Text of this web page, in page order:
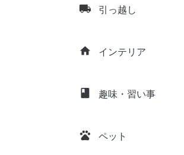
local_shipping 引っ越し
home インテリア
class 趣味・習い事
pets ペット